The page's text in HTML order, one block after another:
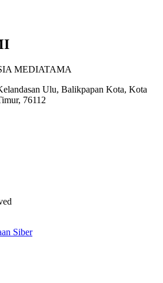
MEDIATAMA
Ulu, Balikpapan Kota, Kota
76112
Siber